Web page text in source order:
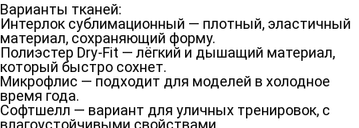
Варианты тканей:
Интерлок сублимационный — плотный, эластичный
материал, сохраняющий форму.
Полиэстер Dry-Fit — лёгкий и дышащий материал,
который быстро сохнет.
Микрофлис — подходит для моделей в холодное
время года.
Софтшелл — вариант для уличных тренировок, с
влагоустойчивыми свойствами.